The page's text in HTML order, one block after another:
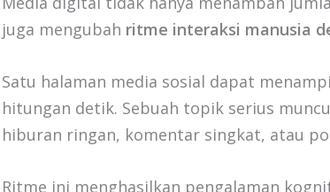
juga mengubah ritme interaksi manusia
Satu halaman media sosial dapat
hitungan detik. Sebuah topik serius
hiburan ringan, komentar singkat, atau
Ritme ini menghasilkan pengalaman